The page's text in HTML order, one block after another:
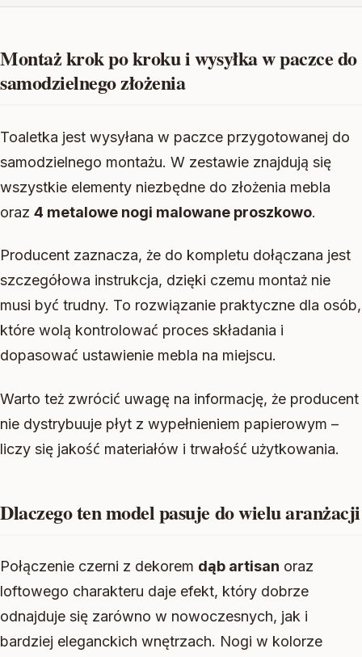
Montaż krok po kroku i wysyłka w paczce do
samodzielnego złożenia
Toaletka jest wysyłana w paczce przygotowanej do
samodzielnego montażu. W zestawie znajdują się
wszystkie elementy niezbędne do złożenia mebla
oraz 4 metalowe nogi malowane proszkowo.
Producent zaznacza, że do kompletu dołączana jest
szczegółowa instrukcja, dzięki czemu montaż nie
musi być trudny. To rozwiązanie praktyczne dla osób,
które wolą kontrolować proces składania i
dopasować ustawienie mebla na miejscu.
Warto też zwrócić uwagę na informację, że producent
nie dystrybuuje płyt z wypełnieniem papierowym –
liczy się jakość materiałów i trwałość użytkowania.
Dlaczego ten model pasuje do wielu aranżacji
Połączenie czerni z dekorem dąb artisan oraz
loftowego charakteru daje efekt, który dobrze
odnajduje się zarówno w nowoczesnych, jak i
bardziej eleganckich wnętrzach. Nogi w kolorze